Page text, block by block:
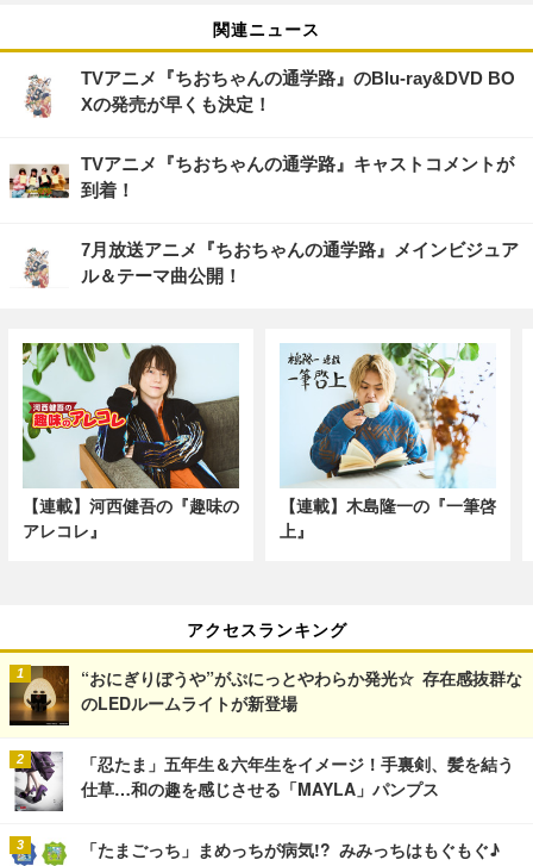
関連ニュース
TVアニメ『ちおちゃんの通学路』のBlu-ray&DVD BO
Xの発売が早くも決定！
TVアニメ『ちおちゃんの通学路』キャストコメントが
到着！
7月放送アニメ『ちおちゃんの通学路』メインビジュア
ル＆テーマ曲公開！
【連載】河西健吾の『趣味の
アレコレ』
【連載】木島隆一の『一筆啓
上』
アクセスランキング
“おにぎりぼうや”がぷにっとやわらか発光☆ 存在感抜群な
のLEDルームライトが新登場
「忍たま」五年生＆六年生をイメージ！手裏剣、髪を結う
仕草…和の趣を感じさせる「MAYLA」パンプス
「たまごっち」まめっちが病気!? みみっちはもぐもぐ♪